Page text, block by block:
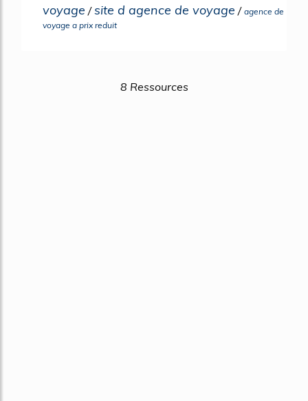
voyage /site d agence de voyage / agence de
voyage a prix reduit
8 Ressources